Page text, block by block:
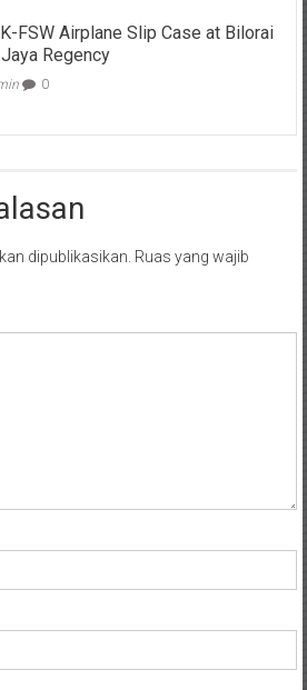
FSW Airplane Slip Case at Bilorai
Regency
0
dipublikasikan. Ruas yang wajib